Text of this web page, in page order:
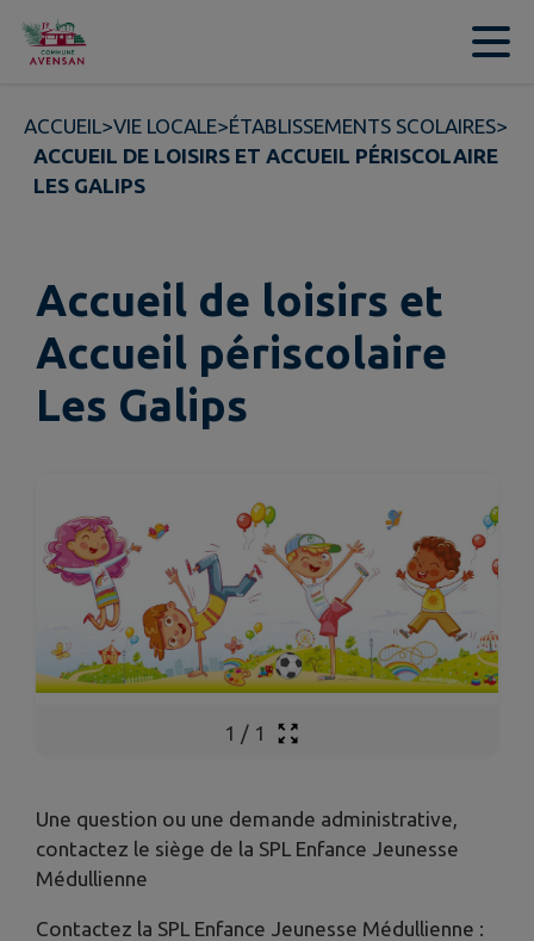
Contenu
ACCUEIL>VIE LOCALE>ÉTABLISSEMENTS SCOLAIRES>
ACCUEIL DE LOISIRS ET ACCUEIL PÉRISCOLAIRE
LES GALIPS
Accueil de loisirs et
Accueil périscolaire
Les Galips
1 / 1
Une question ou une demande administrative,
contactez le siège de la SPL Enfance Jeunesse
Médullienne
Contactez la SPL Enfance Jeunesse Médullienne :